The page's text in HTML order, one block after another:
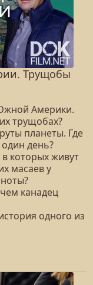
Трущобы
Америки.
трущобах?
планеты. Где
день?
которых живут
масаев у
канадец
одного из